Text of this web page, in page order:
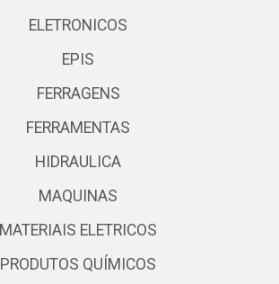
ELETRONICOS
EPIS
FERRAGENS
FERRAMENTAS
HIDRAULICA
MAQUINAS
MATERIAIS ELETRICOS
PRODUTOS QUÍMICOS